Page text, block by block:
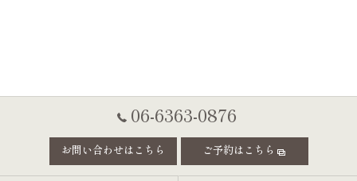
06-6363-0876
お問い合わせはこちら ご予約はこちら